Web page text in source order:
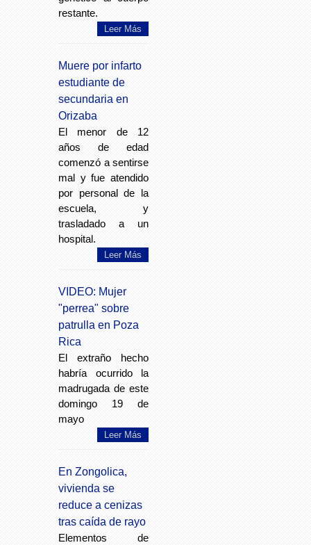
restante.
Leer Más
Muere por infarto
estudiante de
secundaria en
Orizaba
El menor de 12
años de edad
comenzó a sentirse
mal y fue atendido
por personal de la
escuela, y
trasladado a un
hospital.
Leer Más
VIDEO: Mujer
"perrea" sobre
patrulla en Poza
Rica
El extraño hecho
habría ocurrido la
madrugada de este
domingo 19 de
mayo
Leer Más
En Zongolica,
vivienda se
reduce a cenizas
tras caída de rayo
Elementos de